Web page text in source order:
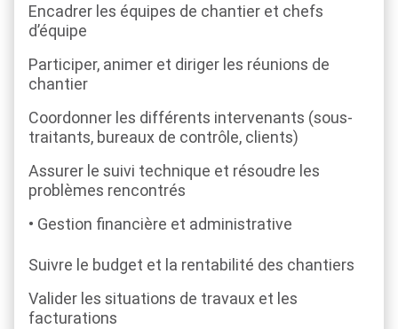
Encadrer les équipes de chantier et chefs
d’équipe
Participer, animer et diriger les réunions de
chantier
Coordonner les différents intervenants (sous-
traitants, bureaux de contrôle, clients)
Assurer le suivi technique et résoudre les
problèmes rencontrés
Gestion financière et administrative
Suivre le budget et la rentabilité des chantiers
Valider les situations de travaux et les
facturations